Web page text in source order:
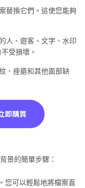
替換它們。這使您能夠
人、遊客、文字、水印
受損壞。
、痤瘡和其他面部缺
景的簡單步驟：
您可以輕鬆地將檔案直